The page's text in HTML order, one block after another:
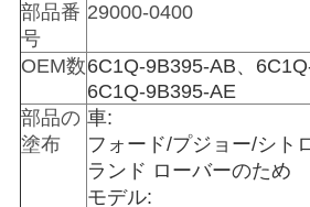
引
金
を
部品番
号
29000-0400
OEM数6C1Q-9B395-AB、
6C1Q-9B395-AE
部品の
塗布
車:
フォード/プジョー/シト
ランド ローバーのため
モデル: